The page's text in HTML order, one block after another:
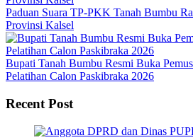
Paduan Suara TP-PKK Tanah Bumbu
Provinsi Kalsel
Bupati Tanah Bumbu Resmi Buka
Pelatihan Calon Paskibraka 2026
Recent Post